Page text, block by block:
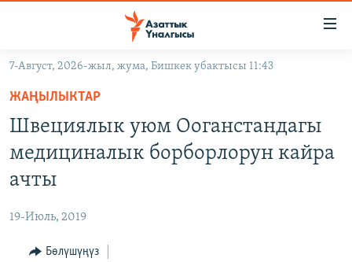
Навигацияга
өтүңүз
Издөөгө
салыңыз
МАДАНИЯТ
ТВ ПРОГРАММАЛАР
БҮГҮН АЗАТТЫКТА
ПОДКАСТ
7-Август, 2026-жыл, жума, Бишкек убактысы 11:43
ЖАҢЫЛЫКТАР
Швециялык уюм Ооганстандагы
медициналык борборлорун кайра
ачты
19-Июль, 2019
Бөлүшүңүз